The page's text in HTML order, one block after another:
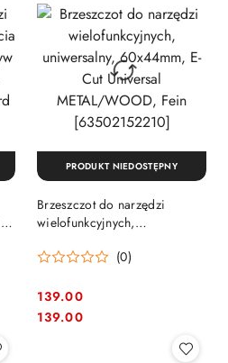
Brzeszczot do narzędzi
wielofunkcyjnych,
Universal METAL/WOOD,
(0)
Cena:
139.00
Cena:
139.00
PRODUKT NIEDOSTĘPNY